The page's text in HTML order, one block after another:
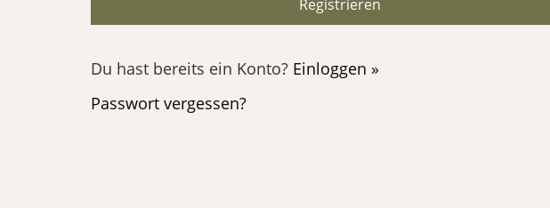
Du hast bereits ein Konto? Einloggen »
Passwort vergessen?